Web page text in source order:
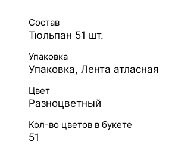
Состав
Тюльпан 51 шт.
Упаковка
Упаковка, Лента атласная
Цвет
Разноцветный
Кол-во цветов в букете
51